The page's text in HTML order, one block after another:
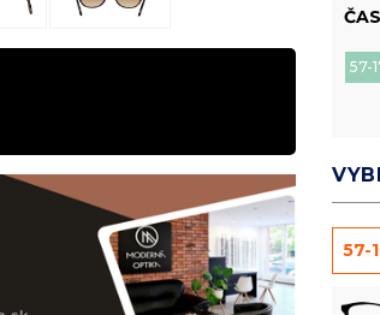
57-
57-